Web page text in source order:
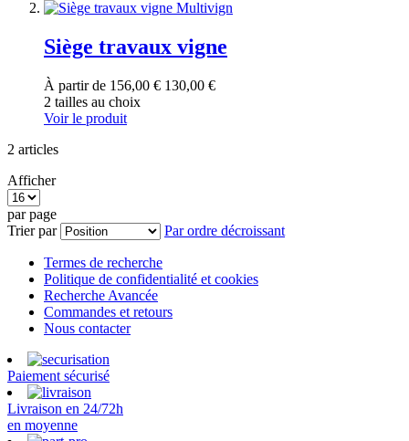
Siège travaux vigne
À partir de 156,00 € 130,00 €
2 tailles au choix
Voir le produit
2 articles
Afficher
par page
Trier par
Par ordre décroissant
Termes de recherche
Politique de confidentialité et cookies
Recherche Avancée
Commandes et retours
Nous contacter
Paiement sécurisé
Livraison en 24/72h
en moyenne